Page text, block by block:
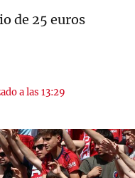
de 25 euros
a las 13:29